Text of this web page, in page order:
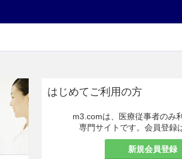
はじめてご利用の方
m3.comは、医療従事者のみ
専門サイトです。会員登録
新規会員登録